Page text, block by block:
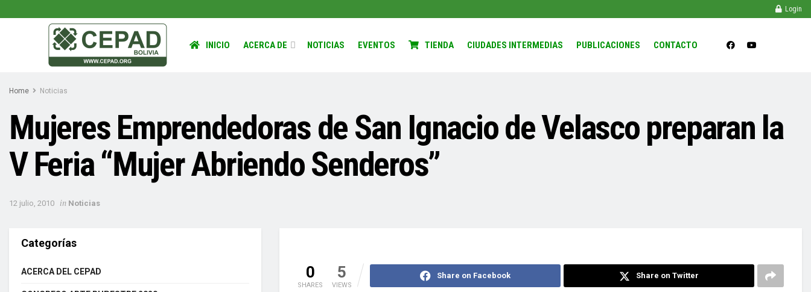
Login
INICIO ACERCA DE NOTICIAS EVENTOS TIENDA CIUDADES INTERMEDIAS PUBLICACIONES CONTACTO
Home Noticias
Mujeres Emprendedoras de San Ignacio de Velasco preparan la
V Feria “Mujer Abriendo Senderos”
12 julio, 2010 in Noticias
0
SHARES
5
VIEWS
Share on Facebook Share on Twitter
Categorías
ACERCA DEL CEPAD